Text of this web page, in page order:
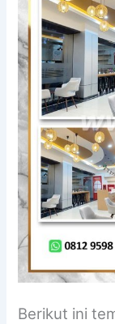
Berikut ini